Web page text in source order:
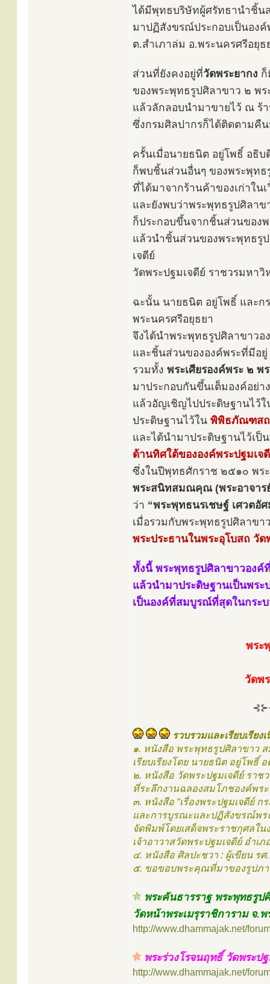
ได้มีพุทธบริษัทผู้ศรัทธานำชิ้น
มาปฏิสังขรณ์ประกอบเป็นอง
ต.สำเภาล่ม อ.พระนครศรีอยุ
ส่วนที่ยังคงอยู่ที่วัดพระยากง ก็
ของพระพุทธรูปศิลาขาว ๒ พร
แล้วลักลอบนำมาขายไว้ ณ ร้า
ซึ่งกรมศิลปากรก็ได้ติดตามคื
ครั้นเมื่อนายธนิต อยู่โพธิ์ อธิ
ก็พบชิ้นส่วนอื่นๆ ของพระพุทธ
ที่ได้มาจากร้านค้าของเก่าใน
และยังพบว่าพระพุทธรูปศิลาข
ก็ประกอบขึ้นจากชิ้นส่วนของ
แล้วนำชิ้นส่วนของพระพุทธรู
เจดีย์
วัดพระปฐมเจดีย์ ราชวรมหา
ฉะนั้น นายธนิต อยู่โพธิ์ และก
พระนครศรีอยุธยา
จึงได้นำพระพุทธรูปศิลาขาวอ
และชิ้นส่วนขององค์พระที่มีอ
รวมทั้ง พระเศียรองค์พระ ๒ พร
มาประกอบกันขึ้นเต็มองค์อย่
แล้วอัญเชิญไปประดิษฐานไว้
ประดิษฐานไว้ใน พิพิธภัณฑสถ
และได้นำมาประดิษฐานไว้เ
ด้านทิศใต้ขององค์พระปฐมเจ
ซึ่งในปีพุทธศักราช ๒๕๑๐ พร
พระสนิทสมณคุณ (พระอาจาร
ว่า “พระพุทธนรเชษฐ์ เศวตอั
เมื่อรวมกับพระพุทธรูปศิลาข
พระประธานในพระอุโบสถ วั
ทั้งนี้ พระพุทธรูปศิลาขาวองค์
แล้วนำมาประดิษฐานเป็นพระ
เป็นองค์ที่สมบูรณ์ที่สุดในกระ
พระ
วัดพ
รวบรวมและเรียบเรียง
๑. หนังสือ พระพุทธรูปศิลาขาว
เรียบเรียงโดย นายธนิต อยู่โพธิ์
๒. หนังสือ วัดพระปฐมเจดีย์ ราช
ที่ระลึกงานฉลองสมโภชองค์พร
๓. หนังสือ “เรื่องพระปฐมเจดีย์
และการบูรณะและปฏิสังขรณ์พระ
จัดพิมพ์โดยเสด็จพระราชกุศลใ
เจ้าอาวาสวัดพระปฐมเจดีย์ อำ
๔. หนังสือ ศิลปะชวา : ผู้เขียน ร
๕. ขอขอบพระคุณที่มาของรูปภ
พระคันธารราฐ พระพุทธรูป
วัดหน้าพระเมรุราชิการาม จ.
http://www.dhammajak.net/
พระร่วงโรจนฤทธิ์ วัดพระป
http://www.dhammajak.net/